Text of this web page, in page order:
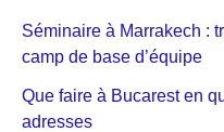
Séminaire à Marrakech :
camp de base d’équipe
Que faire à Bucarest en
adresses